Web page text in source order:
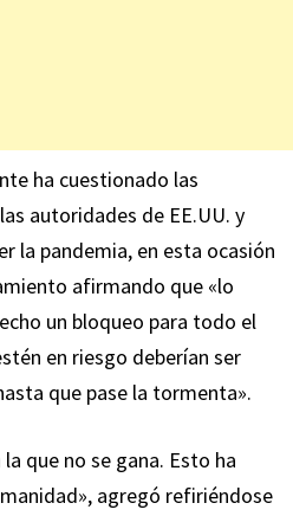
ha cuestionado las
autoridades de EE.UU. y
la pandemia, en esta ocasión
afirmando que «lo
un bloqueo para todo el
en riesgo deberían ser
que pase la tormenta».
que no se gana. Esto ha
agregó refiriéndose